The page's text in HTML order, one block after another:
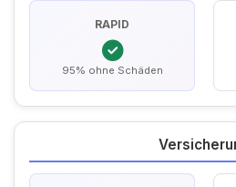
RAPID
95% ohne Schäden